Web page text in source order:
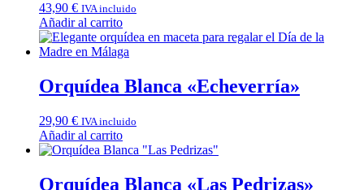
43,90 € IVA incluido
Añadir al carrito
Orquídea Blanca «Echeverría»
29,90 € IVA incluido
Añadir al carrito
Orquídea Blanca «Las Pedrizas»